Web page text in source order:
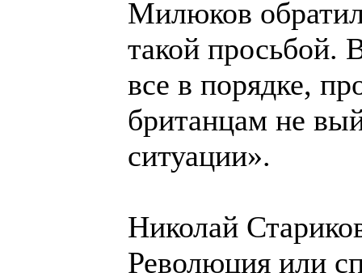
Милюков
такой
все в порядке,
британцам не
ситуации».
Николай
Революция или